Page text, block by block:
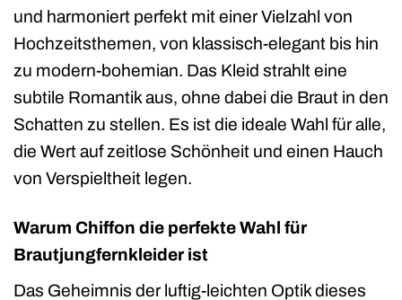
und harmoniert perfekt mit einer Vielzahl von
Hochzeitsthemen, von klassisch-elegant bis hin
zu modern-bohemian. Das Kleid strahlt eine
subtile Romantik aus, ohne dabei die Braut in den
Schatten zu stellen. Es ist die ideale Wahl für alle,
die Wert auf zeitlose Schönheit und einen Hauch
von Verspieltheit legen.
Warum Chiffon die perfekte Wahl für
Brautjungfernkleider ist
Das Geheimnis der luftig-leichten Optik dieses